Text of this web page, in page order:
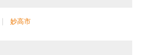
妙高市